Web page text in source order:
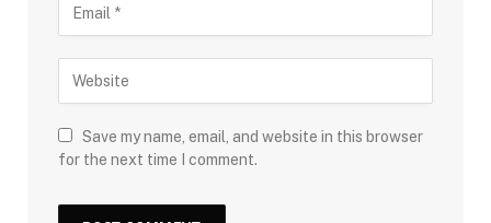
Save my name, email, and website in this browser
for the next time I comment.